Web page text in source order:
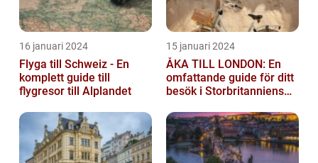
16 januari 2024
Flyga till Schweiz - En
komplett guide till
flygresor till Alplandet
15 januari 2024
ÅKA TILL LONDON: En
omfattande guide för ditt
besök i Storbritanniens